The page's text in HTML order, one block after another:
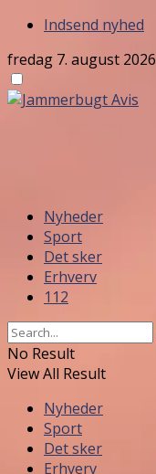
Indsend nyhed
fredag 7. august 2026
Nyheder
Sport
Det sker
Erhverv
112
No Result
View All Result
Nyheder
Sport
Det sker
Erhverv